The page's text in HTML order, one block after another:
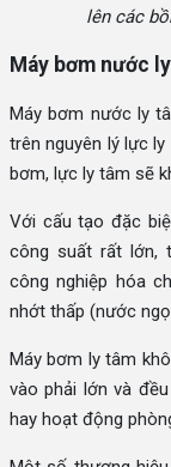
lên các
Máy bơm nước
Máy bơm nước ly
trên nguyên lý lực
bơm, lực ly tâm sẽ
Với cấu tạo đặc
công suất rất lớn,
công nghiệp hóa
nhớt thấp (nước
Máy bơm ly tâm
vào phải lớn và
hay hoạt động